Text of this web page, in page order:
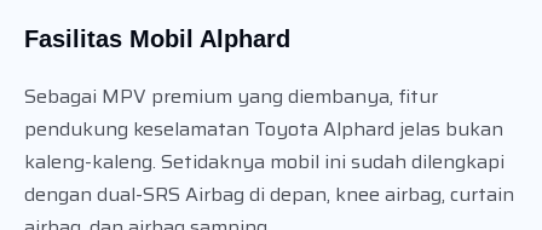
Fasilitas Mobil Alphard
Sebagai MPV premium yang diembanya, fitur
pendukung keselamatan Toyota Alphard jelas bukan
kaleng-kaleng. Setidaknya mobil ini sudah dilengkapi
dengan dual-SRS Airbag di depan, knee airbag, curtain